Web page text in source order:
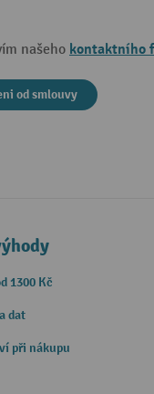
našeho kontaktního
od smlouvy
1300 Kč
dat
při nákupu